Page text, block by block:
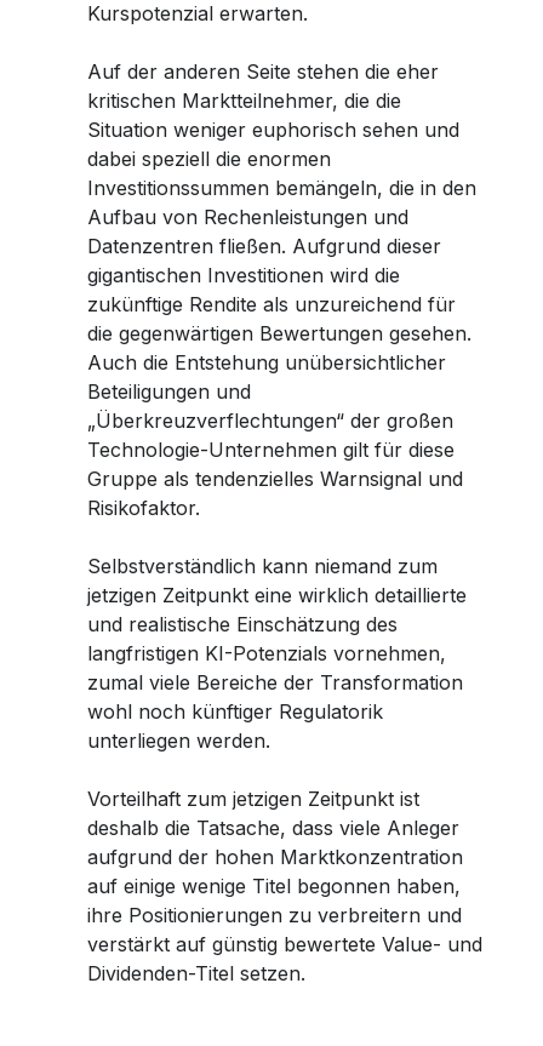
Kurspotenzial erwarten.
Auf der anderen Seite stehen die eher
kritischen Marktteilnehmer, die die
Situation weniger euphorisch sehen und
dabei speziell die enormen
Investitionssummen bemängeln, die in den
Aufbau von Rechenleistungen und
Datenzentren fließen. Aufgrund dieser
gigantischen Investitionen wird die
zukünftige Rendite als unzureichend für
die gegenwärtigen Bewertungen gesehen.
Auch die Entstehung unübersichtlicher
Beteiligungen und
„Überkreuzverflechtungen“ der großen
Technologie-Unternehmen gilt für diese
Gruppe als tendenzielles Warnsignal und
Risikofaktor.
Selbstverständlich kann niemand zum
jetzigen Zeitpunkt eine wirklich detaillierte
und realistische Einschätzung des
langfristigen KI-Potenzials vornehmen,
zumal viele Bereiche der Transformation
wohl noch künftiger Regulatorik
unterliegen werden.
Vorteilhaft zum jetzigen Zeitpunkt ist
deshalb die Tatsache, dass viele Anleger
aufgrund der hohen Marktkonzentration
auf einige wenige Titel begonnen haben,
ihre Positionierungen zu verbreitern und
verstärkt auf günstig bewertete Value- und
Dividenden-Titel setzen.